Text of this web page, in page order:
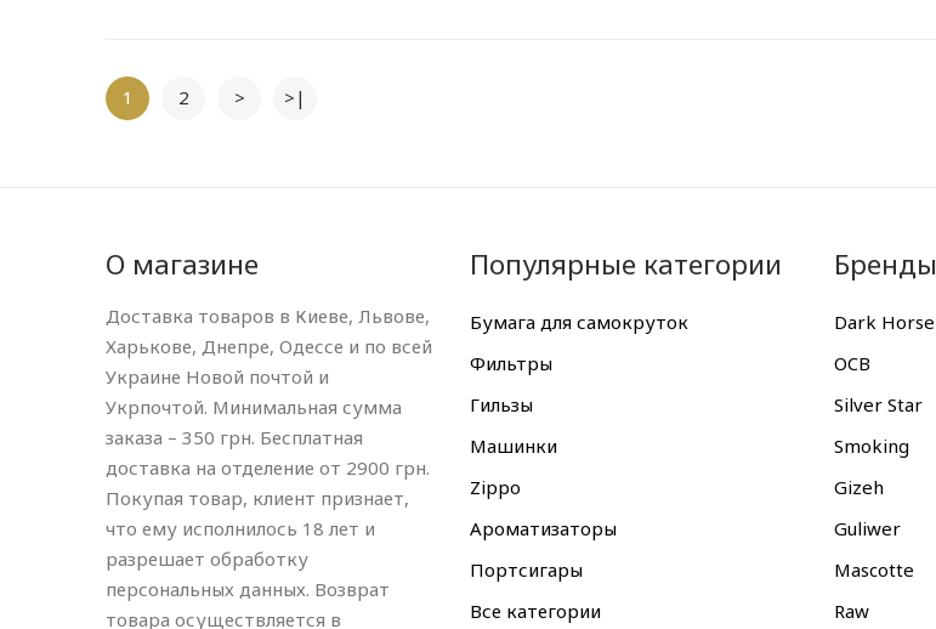
1 2 > >|
О магазине
Доставка товаров в Киеве, Львове,
Харькове, Днепре, Одессе и по всей
Украине Новой почтой и
Укрпочтой. Минимальная сумма
заказа – 350 грн. Бесплатная
доставка на отделение от 2900 грн.
Покупая товар, клиент признает,
что ему исполнилось 18 лет и
разрешает обработку
персональных данных. Возврат
товара осуществляется в
Популярные категории
Бумага для самокруток
Фильтры
Гильзы
Машинки
Zippo
Ароматизаторы
Портсигары
Все категории
Бренды
Dark Horse
OCB
Silver Star
Smoking
Gizeh
Guliwer
Mascotte
Raw